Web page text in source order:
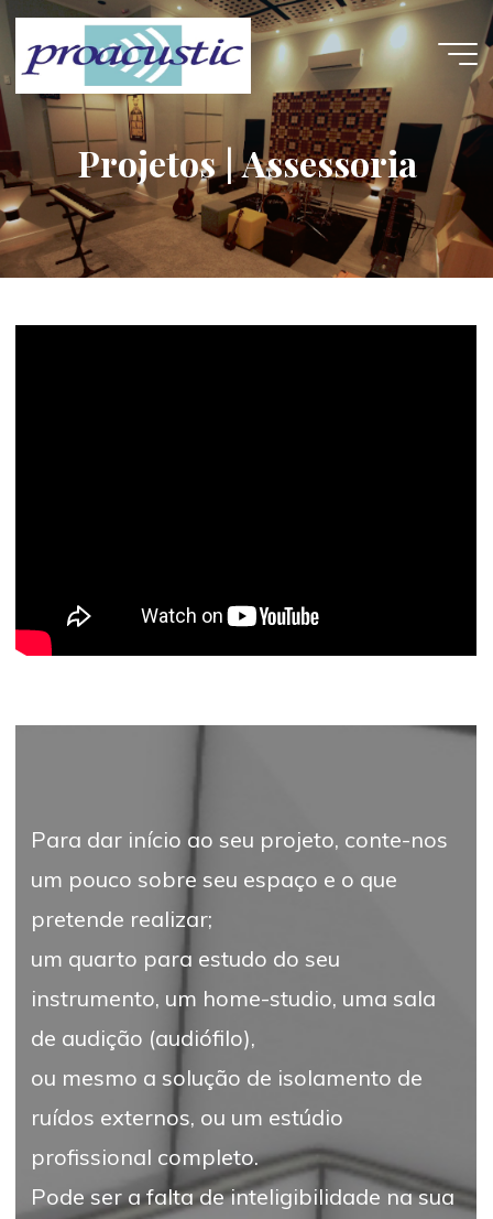
to
content
Projetos | Assessoria
Para dar início ao seu projeto, conte-nos
um pouco sobre seu espaço e o que
pretende realizar;
um quarto para estudo do seu
instrumento, um home-studio, uma sala
de audição (audiófilo),
ou mesmo a solução de isolamento de
ruídos externos, ou um estúdio
profissional completo.
Pode ser a falta de inteligibilidade na sua